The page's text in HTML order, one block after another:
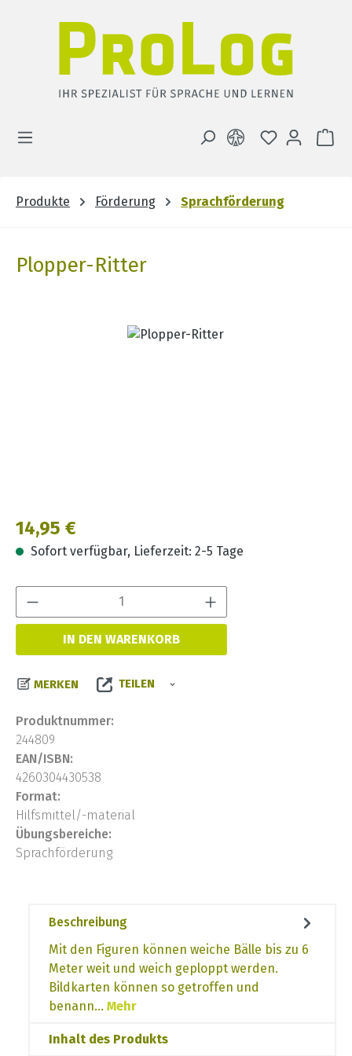
DU HAST 0
Produkte Förderung Sprachförderung
Plopper-Ritter
Bildergalerie überspringen
Regulärer Preis:
14,95 €
Sofort verfügbar, Lieferzeit: 2-5 Tage
IN DEN WARENKORB
MERKEN TEILEN
Produktnummer:
244809
EAN/ISBN:
4260304430538
Format:
Hilfsmittel/-material
Übungsbereiche:
Sprachförderung
Beschreibung
Mit den Figuren können weiche Bälle bis zu 6
Meter weit und weich geploppt werden.
Bildkarten können so getroffen und
benann… Mehr
Inhalt des Produkts